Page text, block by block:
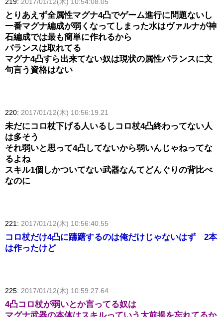
とりあえず全属性マグナ4凸でゲーム進行に問題ないし
一番マグナ編成が弱くなってしまった水はヴァルナが神
石編成では最も簡単に作れるから
バランスは取れてる
マグナ4凸すら出来てない奴は現状の属性バランスに文
句言う資格はない
220: 2017/01/12(木) 10:56:19.21
未だにコロ杖下げる人いるしコロ杖4凸終わってない人
は多そう
それ弱いと思って4凸してないから弱いんじゃねってな
るよね
スキル1個しかついてない武器なんてどんぐりの背比べ
なのに
221: 2017/01/12(木) 10:56:40.55
コロ杖だけ4凸に躊躇するのは俺だけじゃないはず 2本
は作ったけど
225: 2017/01/12(木) 10:59:27.64
4凸コロ杖が弱いとか言ってる奴は
マグナ武器の本体はスキルっていう大前提を忘れてるか